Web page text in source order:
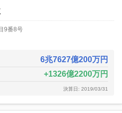
9番8号
6兆7627億200万円
1326億2200万円
決算日: 2019/03/31